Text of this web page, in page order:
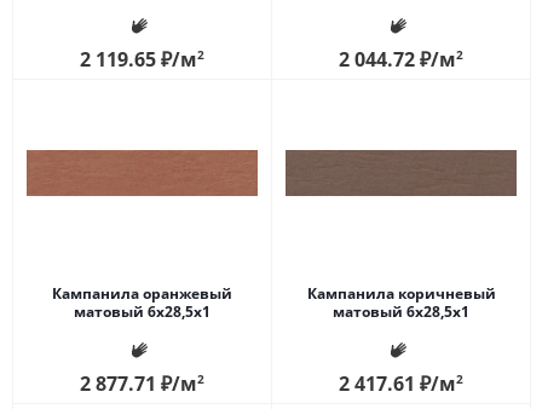
2 119.65₽/м2 2 044.72₽/м2
Кампанила оранжевый
матовый 6x28,5x1
2 877.71 ₽/м2
Кампанила коричневый
матовый 6x28,5x1
2 417.61 ₽/м2